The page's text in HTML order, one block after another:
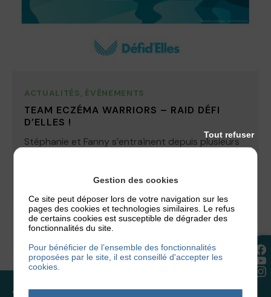
ACTUALITÉS, ÉVÉNEMENTS
TEAM ECZÉMA WARRIORS – RAID DÉFI
D’ELLES !
Stéphanie et Fanny s’entraînent depuis plusieurs
7 octobre 2020
Gestion des cookies
Ce site peut déposer lors de votre navigation sur les
pages des cookies et technologies similaires. Le refus
de certains cookies est susceptible de dégrader des
fonctionnalités du site.
Pour bénéficier de l’ensemble des fonctionnalités
proposées par le site, il est conseillé d'accepter les
cookies.
Tout refuser